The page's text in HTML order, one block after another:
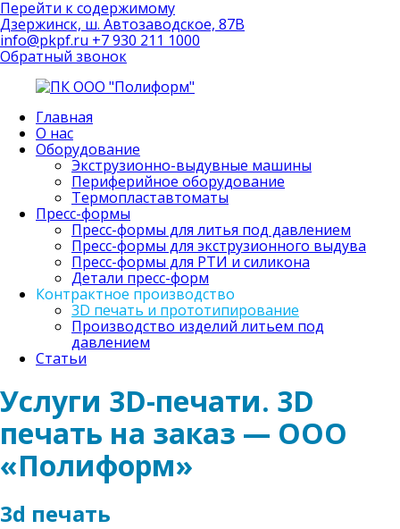
Перейти к содержимому
Дзержинск, ш. Автозаводское, 87В
info@pkpf.ru +7 930 211 1000
Обратный звонок
ООО
"Полиформ"
Комплексное
оснащение
полимерных
производств
Главная
О нас
Оборудование
Экструзионно-выдувные машины
Периферийное оборудование
Термопластавтоматы
Пресс-формы
Пресс-формы для литья под давлением
Пресс-формы для экструзионного выдува
Пресс-формы для РТИ и силикона
Детали пресс-форм
Контрактное производство
3D печать и прототипирование
Производство изделий литьем под
давлением
Статьи
Услуги 3D-печати. 3D
печать на заказ — ООО
«Полиформ»
3d печать